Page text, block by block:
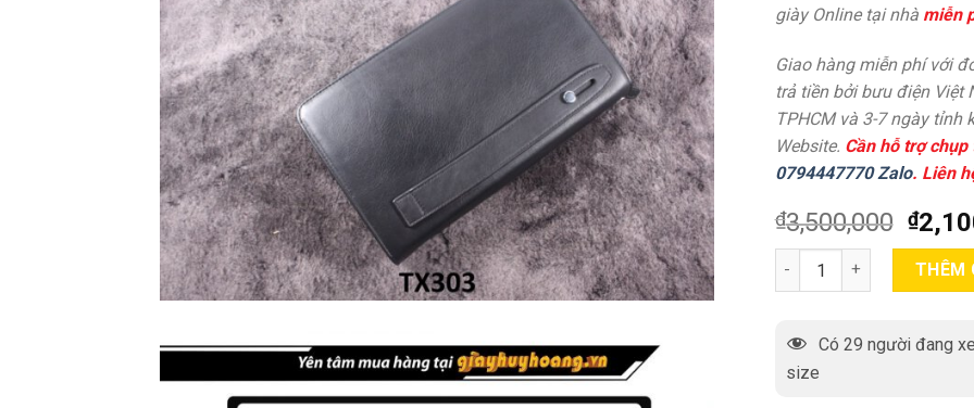
giày Online tại nhà miễn
Giao hàng miễn phí với
trả tiền bởi bưu điện Việt
TPHCM và 3-7 ngày tỉnh
Website. Cần hỗ trợ
0794447770 Zalo. Liên
₫3,500,000 ₫
Túi ví cầm tay nam công
THÊM
Có 29 người đang
size